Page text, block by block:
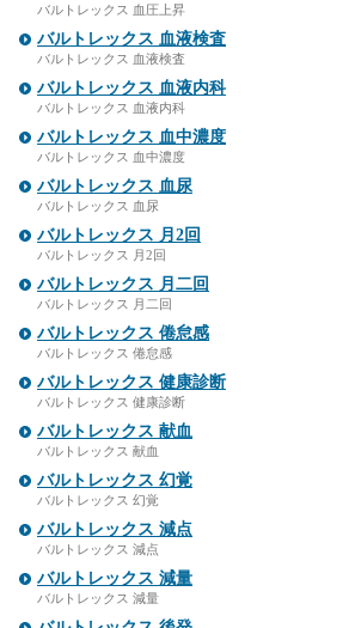
バルトレックス 血圧上昇
バルトレックス 血液検査
バルトレックス 血液検査
バルトレックス 血液内科
バルトレックス 血液内科
バルトレックス 血中濃度
バルトレックス 血中濃度
バルトレックス 血尿
バルトレックス 血尿
バルトレックス 月2回
バルトレックス 月2回
バルトレックス 月二回
バルトレックス 月二回
バルトレックス 倦怠感
バルトレックス 倦怠感
バルトレックス 健康診断
バルトレックス 健康診断
バルトレックス 献血
バルトレックス 献血
バルトレックス 幻覚
バルトレックス 幻覚
バルトレックス 減点
バルトレックス 減点
バルトレックス 減量
バルトレックス 減量